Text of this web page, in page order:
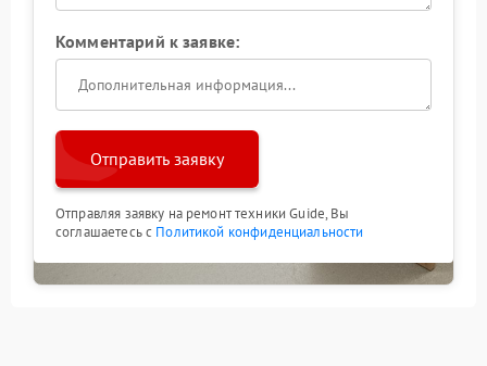
Комментарий к заявке:
Отправить заявку
Отправляя заявку на ремонт техники Guide, Вы
соглашаетесь с Политикой конфиденциальности